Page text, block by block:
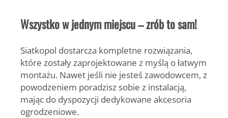
Wszystko w jednym miejscu – zrób to sam!
Siatkopol dostarcza kompletne rozwiązania,
które zostały zaprojektowane z myślą o łatwym
montażu. Nawet jeśli nie jesteś zawodowcem, z
powodzeniem poradzisz sobie z instalacją,
mając do dyspozycji dedykowane akcesoria
ogrodzeniowe.